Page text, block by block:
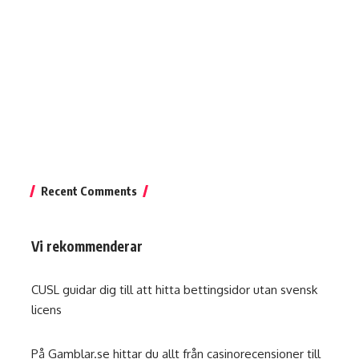
Recent Comments
Vi rekommenderar
CUSL guidar dig till att hitta bettingsidor utan svensk
licens
På Gamblar.se hittar du allt från casinorecensioner till